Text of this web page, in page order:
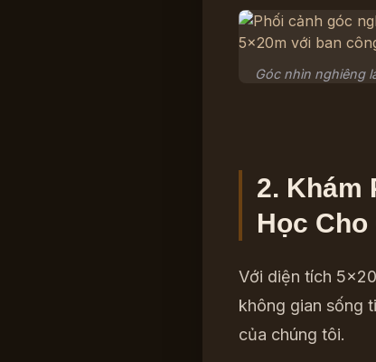
Góc nhìn nghiêng
2. Khám
Học
Với diện tích
không gian sống
của chúng tôi.